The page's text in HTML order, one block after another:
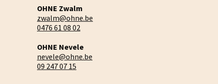
OHNE Zwalm
zwalm@ohne.be
0476 61 08 02
OHNE Nevele
nevele@ohne.be
09 247 07 15